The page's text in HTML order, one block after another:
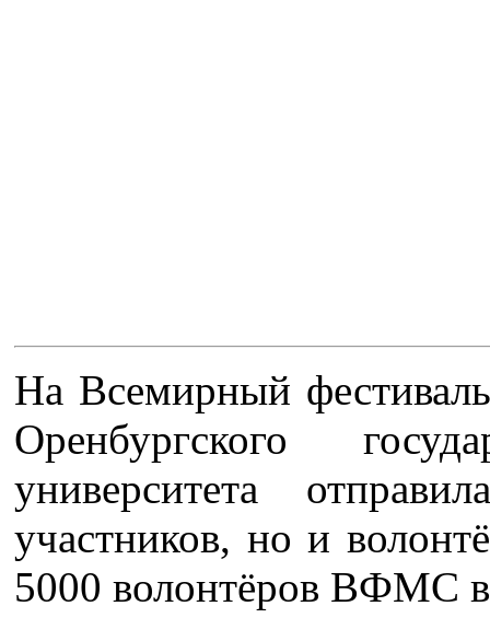
На Всемирный
Оренбургского
университета
участников, но и
5000 волонтёров ВФМС